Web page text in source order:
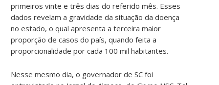
primeiros vinte e três dias do referido mês. Esses
dados revelam a gravidade da situação da doença
no estado, o qual apresenta a terceira maior
proporção de casos do país, quando feita a
proporcionalidade por cada 100 mil habitantes.
Nesse mesmo dia, o governador de SC foi